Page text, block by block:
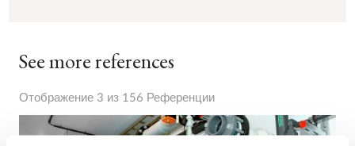
See more references
Отображение 3 из 156 Референции